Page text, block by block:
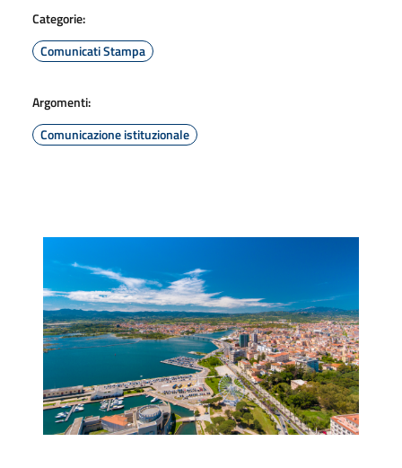
Categorie:
Comunicati Stampa
Argomenti:
Comunicazione istituzionale